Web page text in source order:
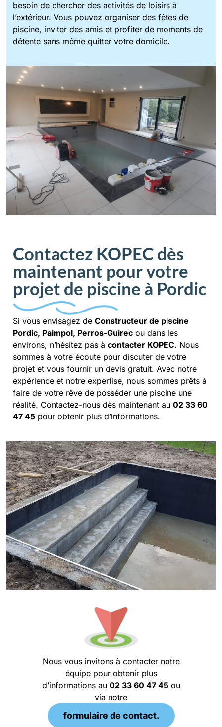
besoin de chercher des activités de loisirs à
l’extérieur. Vous pouvez organiser des fêtes de
piscine, inviter des amis et profiter de moments de
détente sans même quitter votre domicile.
Contactez KOPEC dès
maintenant pour votre
projet de piscine à Pordic
Si vous envisagez deConstructeur de piscine
Pordic, Paimpol, Perros-Guirec ou dans les
environs, n’hésitez pas àcontacter KOPEC. Nous
sommes à votre écoute pour discuter de votre
projet et vous fournir un devis gratuit. Avec notre
expérience et notre expertise, nous sommes prêts à
faire de votre rêve de posséder une piscine une
réalité. Contactez-nous dès maintenant au02 33 60
47 45 pour obtenir plus d’informations.
Nous vous invitons à contacter notre
équipe pour obtenir plus
d’informations au 02 33 60 47 45ou
via notre
formulaire de contact.